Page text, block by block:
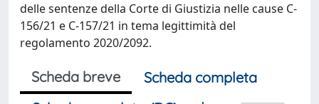
delle sentenze della Corte di Giustizia nelle cause C-
156/21 e C-157/21 in tema legittimità del
regolamento 2020/2092.
Scheda breve
Scheda completa